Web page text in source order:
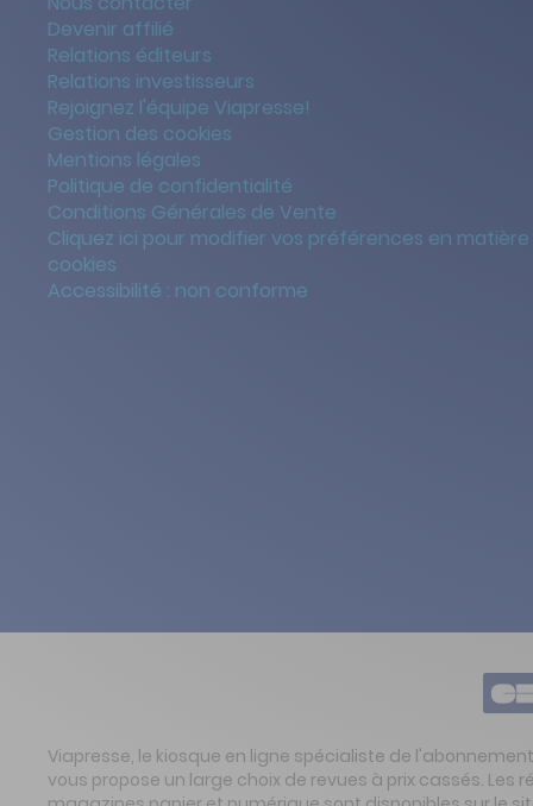
Devenir affilié
Relations éditeurs
Relations investisseurs
Rejoignez l'équipe Viapresse!
Gestion des cookies
Mentions légales
Politique de confidentialité
Conditions Générales de Vente
Cliquez ici pour modifier vos préférences en
cookies
Accessibilité : non conforme
Viapresse, le kiosque en ligne spécialiste de
vous propose un large choix de revues à prix cassés.